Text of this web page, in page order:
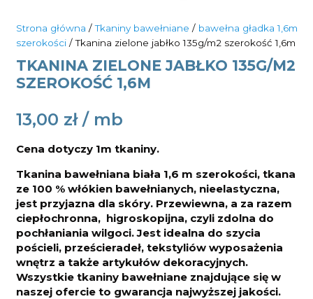
Strona główna /Tkaniny bawełniane / bawełna gładka 1,6m
szerokości/ Tkanina zielone jabłko 135g/m2 szerokość 1,6m
TKANINA ZIELONE JABŁKO 135G/M2
SZEROKOŚĆ 1,6M
13,00 zł
Cena dotyczy 1m tkaniny.
Tkanina bawełniana biała 1,6 m szerokości, tkana
ze 100 % włókien bawełnianych, nieelastyczna,
jest przyjazna dla skóry. Przewiewna, a za razem
ciepłochronna, higroskopijna, czyli zdolna do
pochłaniania wilgoci. Jest idealna do szycia
pościeli, prześcieradeł, tekstyliów wyposażenia
wnętrz a także artykułów dekoracyjnych.
Wszystkie tkaniny bawełniane znajdujące się w
naszej ofercie to gwarancja najwyższej jakości.